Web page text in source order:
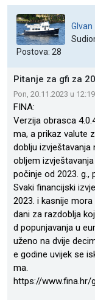
GIvan
Postova: 28
Pitanje za gfi za
Pon, 20.11.2023 u
FINA:
Verzija obrasca
ma, a prikaz valute
doblju izvještavanja
obljem
počinje od 2023. g.,
Svaki financijski
2023. i kasnije
dani za razdoblja
d popunjavanja u
uženo na dvije
e godine uvijek se
ma.
https://www.fina.hr/